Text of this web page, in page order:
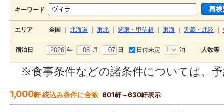
キーワード
エリア 全国 北海道 東北 関東・甲信越 東海 近畿・北陸
宿泊日 年 月 日 日付未定 泊 人数等
※食事条件などの諸条件については、
1,000軒 絞込み条件に合致 601軒～630軒表示